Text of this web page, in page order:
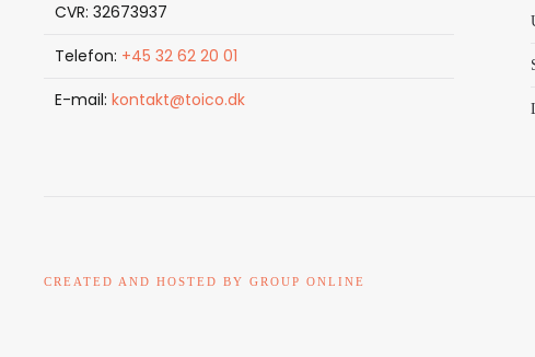
CVR: 32673937
Telefon: +45 32 62 20 01
E-mail: kontakt@toico.dk
CREATED AND HOSTED BY GROUP ONLINE